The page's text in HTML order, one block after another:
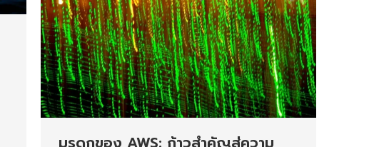
มรดกของ AWS: ก้าวสำคัญสู่ความ